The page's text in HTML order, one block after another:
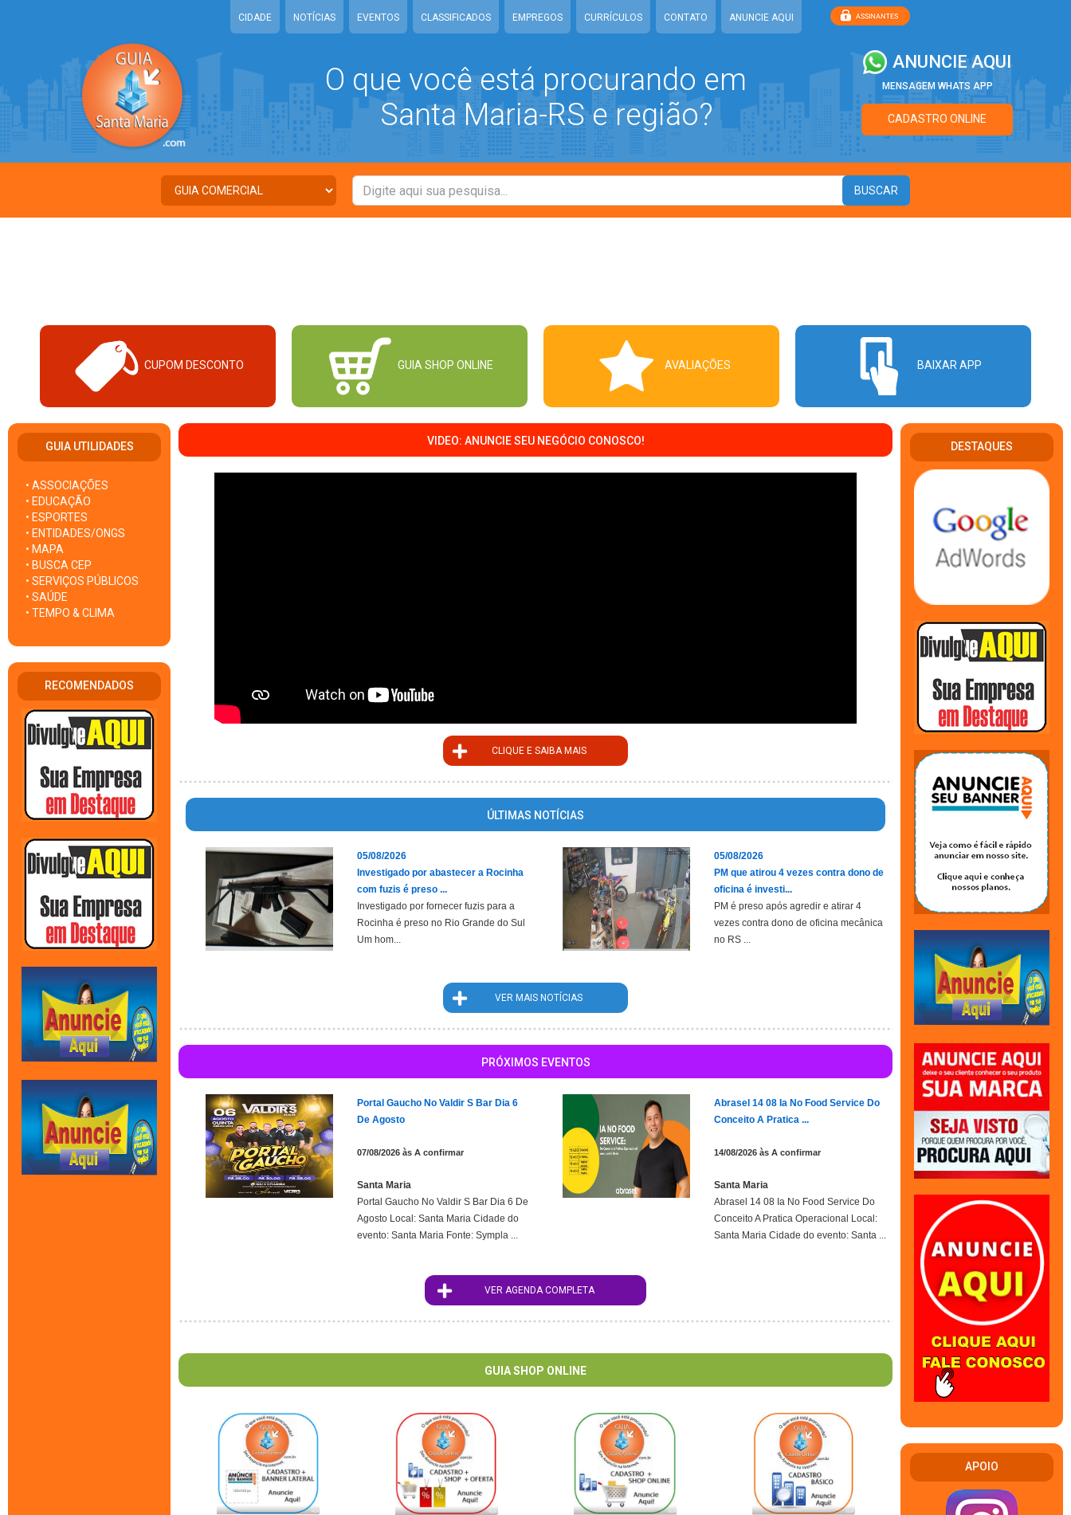
CIDADE NOTÍCIAS EVENTOS CLASSIFICADOS EMPREGOS CURRÍCULOS CONTATO ANUNCIE AQUI
O que você está procurando em
Santa Maria-RS e região?
ANUNCIE AQUI
MENSAGEM WHATS APP
CADASTRO ONLINE
CUPOM DESCONTO GUIA SHOP ONLINE AVALIAÇÕES BAIXAR APP
GUIA UTILIDADES
• ASSOCIAÇÕES
• EDUCAÇÃO
• ESPORTES
• ENTIDADES/ONGS
• MAPA
• BUSCA CEP
• SERVIÇOS PÚBLICOS
• SAÚDE
• TEMPO & CLIMA
RECOMENDADOS
VIDEO: ANUNCIE SEU NEGÓCIO CONOSCO!
CLIQUE E SAIBA MAIS
ÚLTIMAS NOTÍCIAS
05/08/2026
Investigado por abastecer a Rocinha
com fuzis é preso ...
Investigado por fornecer fuzis para a
Rocinha é preso no Rio Grande do Sul
Um hom...
05/08/2026
PM que atirou 4 vezes contra dono de
oficina é investi...
PM é preso após agredir e atirar 4
vezes contra dono de oficina mecânica
no RS ...
VER MAIS NOTÍCIAS
PRÓXIMOS EVENTOS
Portal Gaucho No Valdir S Bar Dia 6
De Agosto
07/08/2026 às A confirmar
Santa Maria
Portal Gaucho No Valdir S Bar Dia 6 De
Agosto Local: Santa Maria Cidade do
evento: Santa Maria Fonte: Sympla ...
Abrasel 14 08 Ia No Food Service Do
Conceito A Pratica ...
14/08/2026 às A confirmar
Santa Maria
Abrasel 14 08 Ia No Food Service Do
Conceito A Pratica Operacional Local:
Santa Maria Cidade do evento: Santa ...
VER AGENDA COMPLETA
GUIA SHOP ONLINE
DESTAQUES
APOIO